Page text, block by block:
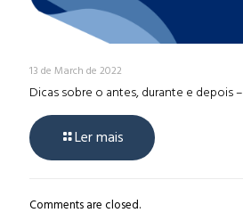
13 de March de 2022
Dicas sobre o antes, durante e depois
Ler mais
Comments are closed.